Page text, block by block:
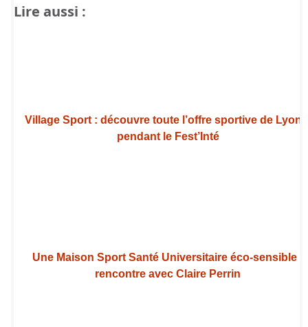
Lire aussi :
Village Sport : découvre toute l’offre sportive de Lyon
pendant le Fest’Inté
Une Maison Sport Santé Universitaire éco-sensible :
rencontre avec Claire Perrin